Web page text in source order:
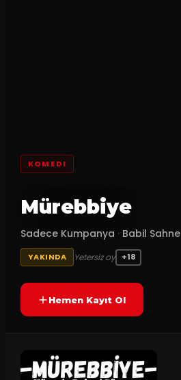
KOMEDI
Mürebbiye
Sadece Kumpanya · Babil Sahne
YAKINDA Yetersiz oy +18
Hemen Kayıt Ol